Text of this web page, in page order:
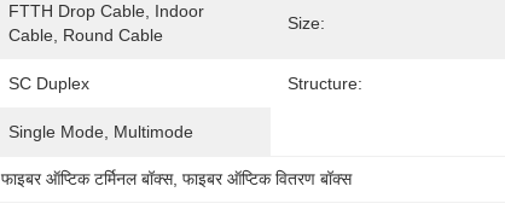
FTTH Drop Cable, Indoor
Cable, Round Cable
Size:
SC Duplex Structure:
Single Mode, Multimode
फाइबर ऑप्टिक टर्मिनल बॉक्स, फाइबर ऑप्टिक वितरण बॉक्स